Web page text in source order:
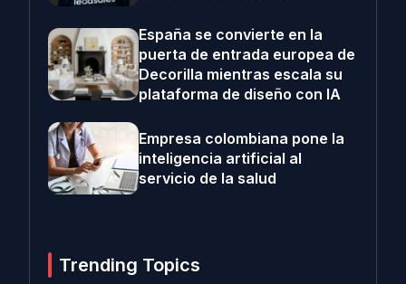
España se convierte en la
puerta de entrada europea de
Decorilla mientras escala su
plataforma de diseño con IA
Empresa colombiana pone la
inteligencia artificial al
servicio de la salud
Trending Topics